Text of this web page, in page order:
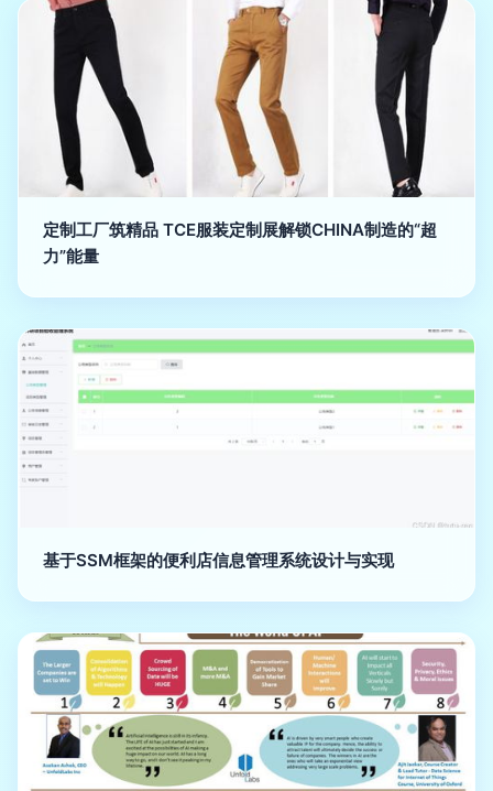
定制工厂筑精品 TCE服装定制展解锁CHINA制造的“超
力”能量
基于SSM框架的便利店信息管理系统设计与实现